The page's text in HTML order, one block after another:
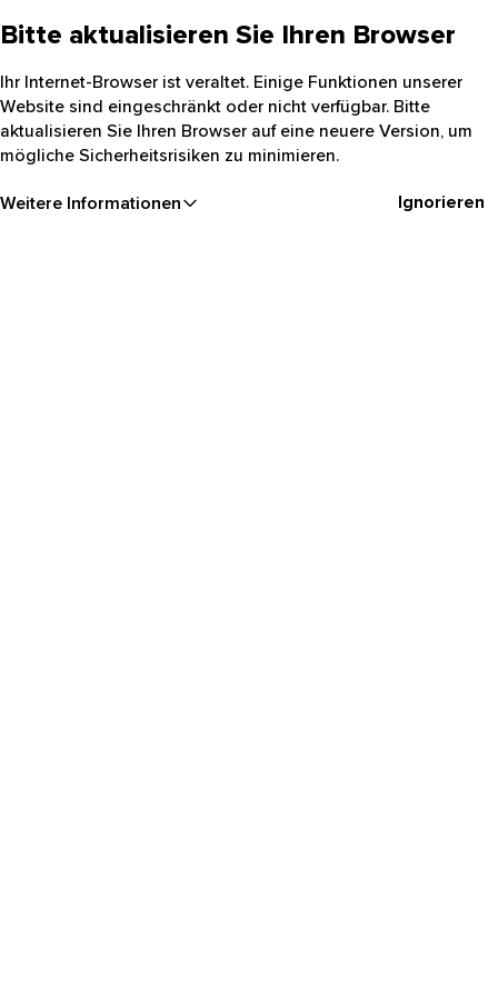
Bitte aktualisieren Sie Ihren Browser
Ihr Internet-Browser ist veraltet. Einige Funktionen unserer
Website sind eingeschränkt oder nicht verfügbar. Bitte
aktualisieren Sie Ihren Browser auf eine neuere Version, um
mögliche Sicherheitsrisiken zu minimieren.
Weitere Informationen Ignorieren